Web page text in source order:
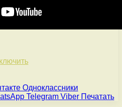
Одноклассники
Telegram Viber Печатать